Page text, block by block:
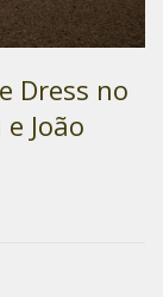
Dress no
João